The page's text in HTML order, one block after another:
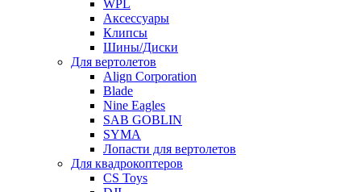
WPL
Аксессуары
Клипсы
Шины/Диски
Для вертолетов
Align Corporation
Blade
Nine Eagles
SAB GOBLIN
SYMA
Лопасти для вертолетов
Для квадрокоптеров
CS Toys